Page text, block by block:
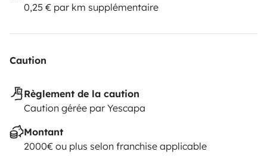
0,25 € par km supplémentaire
Caution
Règlement de la caution
Caution gérée par Yescapa
Montant
2000€ ou plus selon franchise applicable